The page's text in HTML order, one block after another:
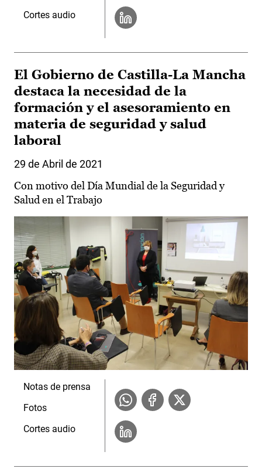
Cortes audio
El Gobierno de Castilla-La Mancha
destaca la necesidad de la
formación y el asesoramiento en
materia de seguridad y salud
laboral
29 de Abril de 2021
Con motivo del Día Mundial de la Seguridad y
Salud en el Trabajo
Notas de prensa
Fotos
Cortes audio